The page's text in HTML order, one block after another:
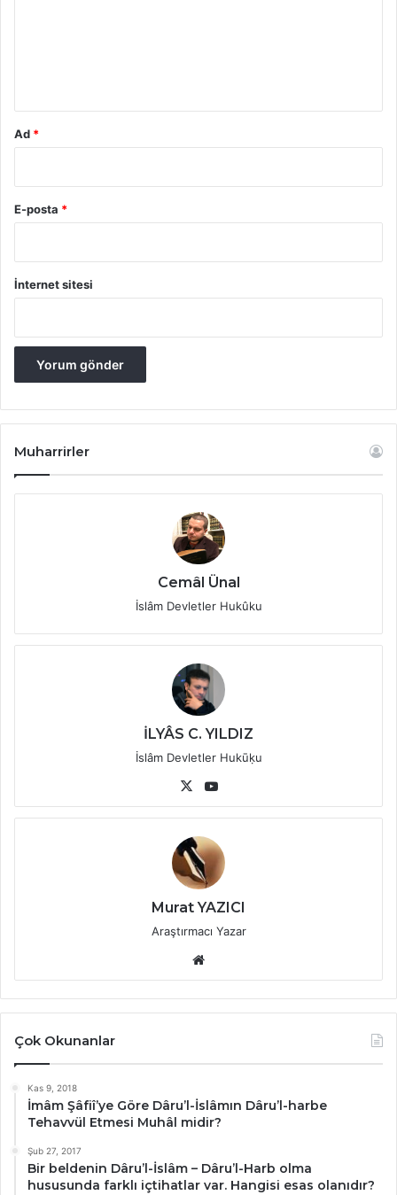
Ad *
E-posta *
İnternet sitesi
Muharrirler
Cemâl Ünal
İslâm Devletler Hukûku
İLYÂS C. YILDIZ
İslâm Devletler Hukūḳu
X
Murat YAZICI
Araştırmacı Yazar
sitesi
Çok Okunanlar
Kas 9, 2018
İmâm Şâfiî’ye Göre Dâru’l-İslâmın Dâru’l-harbe
Tehavvül Etmesi Muhâl midir?
Şub 27, 2017
Bir beldenin Dâru’l-İslâm – Dâru’l-Harb olma
hususunda farklı içtihatlar var. Hangisi esas olanıdır?